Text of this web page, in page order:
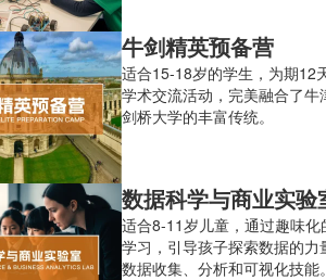
牛剑精英预备营
适合15-18岁的学生，为期12
学术交流活动，完美融合了牛
剑桥大学的丰富传统。
数据科学与商业实验
适合8-11岁儿童，通过趣味化
学习，引导孩子探索数据的力
数据收集、分析和可视化技能